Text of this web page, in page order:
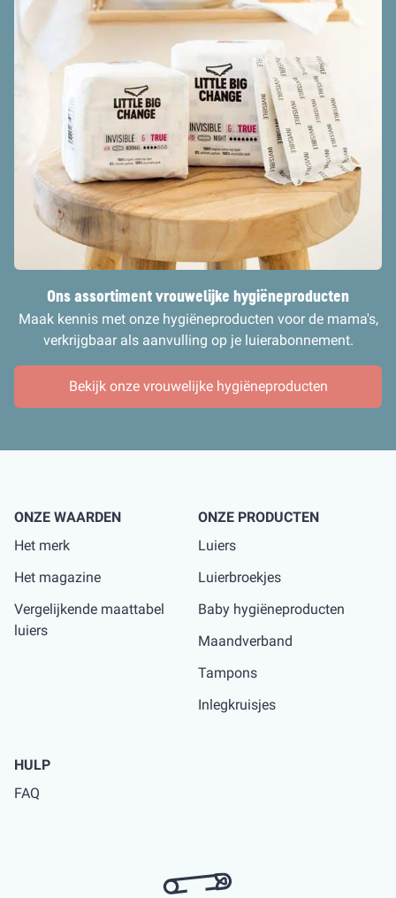
Ons assortiment vrouwelijke hygiëneproducten
Maak kennis met onze hygiëneproducten voor de mama's,
verkrijgbaar als aanvulling op je luierabonnement.
Bekijk onze vrouwelijke hygiëneproducten
ONZE WAARDEN
Het merk
Het magazine
Vergelijkende maattabel
luiers
ONZE PRODUCTEN
Luiers
Luierbroekjes
Baby hygiëneproducten
Maandverband
Tampons
Inlegkruisjes
HULP
FAQ